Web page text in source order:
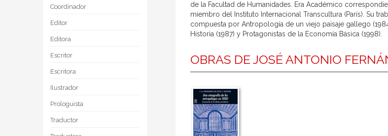
Coordinador
Editor
Editora
Escritor
Escritora
Ilustrador
Prologuista
Traductor
de la Facultad de Humanidades. Era Académico
miembro del Instituto Internacional Transcultura (París). Su
compuesta por Antropología de un viejo paisaje gallego
Historia (1987) y Protagonistas de la Economía Básica (1998).
OBRAS DE JOSÉ ANTONIO